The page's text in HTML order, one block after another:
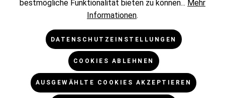
KUNDENINFORMATIONEN
RECHTLICHES
bestmögliche Funktionalität bieten zu können... Mehr
Informationen.
DATENSCHUTZEINSTELLUNGEN
COOKIES ABLEHNEN
AUSGEWÄHLTE COOKIES AKZEPTIEREN